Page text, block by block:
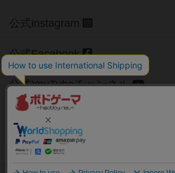
公式instagram
公式Facebook
公式YouTubeチャンネル